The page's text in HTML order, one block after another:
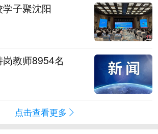
子聚沈阳
教师8954名
点击查看更多